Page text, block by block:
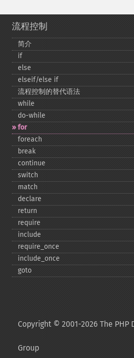
流程控制
简介
if
else
elseif/else if
流程控制的替代语法
while
do-​while
for
foreach
break
continue
switch
match
declare
return
require
include
require_​once
include_​once
goto
Copyright © 2001-2026 The PHP
Group